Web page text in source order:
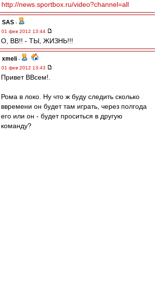
http://news.sportbox.ru/video?channel=all
SAS -
01 фев 2012 13:44
О, ВВ!! - ТЫ, ЖИЗНЬ!!!
xmeli -
01 фев 2012 13:43
Привет ВВсем!.
Рома в локо. Ну что ж буду следить сколько
ввремени он будет там играть, через полгода
его или он - будет проситься в другую
команду?